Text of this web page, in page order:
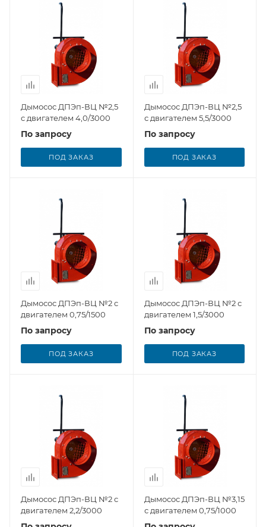
Дымосос ДПЭп-ВЦ №2,5
с двигателем 4,0/3000
По запросу
ПОД ЗАКАЗ
Дымосос ДПЭп-ВЦ №2,5
с двигателем 5,5/3000
По запросу
ПОД ЗАКАЗ
Дымосос ДПЭп-ВЦ №2 с
двигателем 0,75/1500
По запросу
ПОД ЗАКАЗ
Дымосос ДПЭп-ВЦ №2 с
двигателем 1,5/3000
По запросу
ПОД ЗАКАЗ
Дымосос ДПЭп-ВЦ №2 с
двигателем 2,2/3000
Дымосос ДПЭп-ВЦ №3,15
с двигателем 0,75/1000